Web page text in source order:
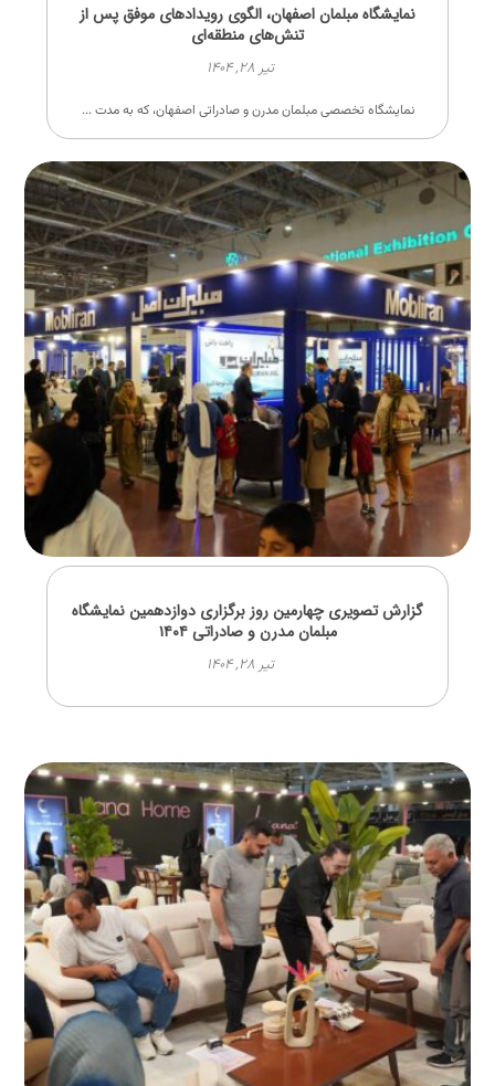
نمایشگاه مبلمان اصفهان، الگوی رویدادهای موفق پس از
تنش‌های منطقه‌ای
تیر ۲۸, ۱۴۰۴
نمایشگاه تخصصی مبلمان مدرن و صادراتی اصفهان، که به مدت ...
گزارش تصویری چهارمین روز برگزاری دوازدهمین نمایشگاه
مبلمان مدرن و صادراتی ۱۴۰۴
تیر ۲۸, ۱۴۰۴